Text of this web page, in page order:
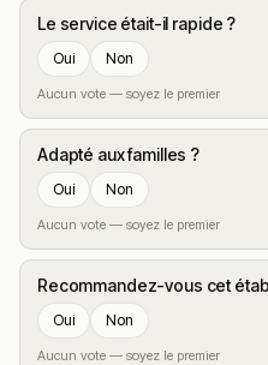
Le service était-il rapide ?
Oui Non
Aucun vote — soyez le premier
Adapté aux familles ?
Oui Non
Aucun vote — soyez le premier
Recommandez-vous cet
Oui Non
Aucun vote — soyez le premier